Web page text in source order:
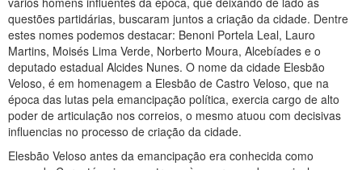
questões partidárias, buscaram juntos a criação da cidade. Dentre
estes nomes podemos destacar: Benoni Portela Leal, Lauro
Martins, Moisés Lima Verde, Norberto Moura, Alcebíades e o
deputado estadual Alcides Nunes. O nome da cidade Elesbão
Veloso, é em homenagem a Elesbão de Castro Veloso, que na
época das lutas pela emancipação política, exercia cargo de alto
poder de articulação nos correios, o mesmo atuou com decisivas
influencias no processo de criação da cidade.
Elesbão Veloso antes da emancipação era conhecida como